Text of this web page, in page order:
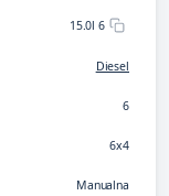
15.0l 6
Diesel
6
6x4
Manualna